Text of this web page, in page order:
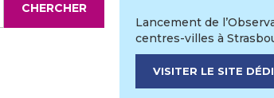
CHERCHER
Lancement de
centres-villes à
VISITER LE SITE